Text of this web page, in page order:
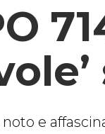
noto e